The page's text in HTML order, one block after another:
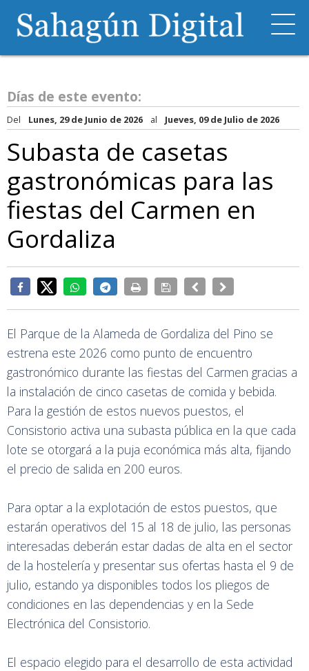
Días de este evento:
Del Lunes, 29 de Junio de 2026 al Jueves, 09 de Julio de 2026
Subasta de casetas
gastronómicas para las
fiestas del Carmen en
Gordaliza
El Parque de la Alameda de Gordaliza del Pino se
estrena este 2026 como punto de encuentro
gastronómico durante las fiestas del Carmen gracias a
la instalación de cinco casetas de comida y bebida.
Para la gestión de estos nuevos puestos, el
Consistorio activa una subasta pública en la que cada
lote se otorgará a la puja económica más alta, fijando
el precio de salida en 200 euros.
Para optar a la explotación de estos puestos, que
estarán operativos del 15 al 18 de julio, las personas
interesadas deberán estar dadas de alta en el sector
de la hostelería y presentar sus ofertas hasta el 9 de
julio, estando ya disponibles todos los pliegos de
condiciones en las dependencias y en la Sede
Electrónica del Consistorio.
El espacio elegido para el desarrollo de esta actividad